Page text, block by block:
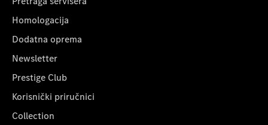
Homologacija
Dodatna oprema
Newsletter
Prestige Club
Korisnički priručnici
Collection